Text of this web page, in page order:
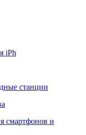
iPh
станции
смартфонов и